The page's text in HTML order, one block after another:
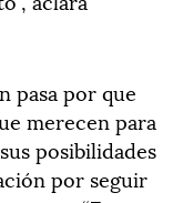
pasa por que
merecen para
posibilidades
por seguir